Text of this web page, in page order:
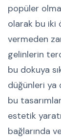
popüler
olarak bu iki
vermeden
gelinlerin
bu dokuya
düğünleri ya
bu
estetik
bağlarında